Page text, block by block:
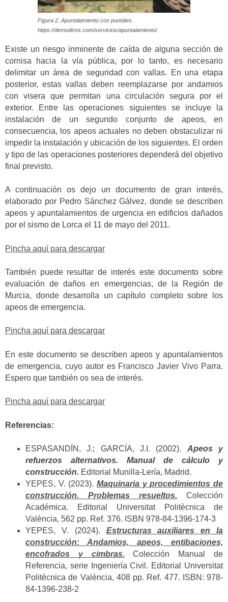
Figura 2. Apuntalamiento con puntales.
https://demodtres.com/servicios/apuntalamiento/
Existe un riesgo inminente de caída de alguna sección de
cornisa hacia la vía pública, por lo tanto, es necesario
delimitar un área de seguridad con vallas. En una etapa
posterior, estas vallas deben reemplazarse por andamios
con visera que permitan una circulación segura por el
exterior. Entre las operaciones siguientes se incluye la
instalación de un segundo conjunto de apeos, en
consecuencia, los apeos actuales no deben obstaculizar ni
impedir la instalación y ubicación de los siguientes. El orden
y tipo de las operaciones posteriores dependerá del objetivo
final previsto.
A continuación os dejo un documento de gran interés,
elaborado por Pedro Sánchez Gálvez, donde se describen
apeos y apuntalamientos de urgencia en edificios dañados
por el sismo de Lorca el 11 de mayo del 2011.
Pincha aquí para descargar
También puede resultar de interés este documento sobre
evaluación de daños en emergencias, de la Región de
Murcia, donde desarrolla un capítulo completo sobre los
apeos de emergencia.
Pincha aquí para descargar
En este documento se describen apeos y apuntalamientos
de emergencia, cuyo autor es Francisco Javier Vivo Parra.
Espero que también os sea de interés.
Pincha aquí para descargar
Referencias:
ESPASANDÍN, J.; GARCÍA, J.I. (2002). Apeos y
refuerzos alternativos. Manual de cálculo y
construcción. Editorial Munilla-Lería, Madrid.
YEPES, V. (2023). Maquinaria y procedimientos de
construcción. Problemas resueltos. Colección
Académica. Editorial Universitat Politècnica de
València, 562 pp. Ref. 376. ISBN 978-84-1396-174-3
YEPES, V. (2024). Estructuras auxiliares en la
construcción: Andamios, apeos, entibaciones,
encofrados y cimbras. Colección Manual de
Referencia, serie Ingeniería Civil. Editorial Universitat
Politècnica de València, 408 pp. Ref. 477. ISBN: 978-
84-1396-238-2